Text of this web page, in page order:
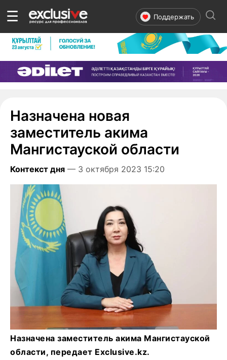
☰ Поддержать
Назначена новая
заместитель акима
Мангистауской области
Контекст дня — 3 октября 2023 15:20
Назначена заместитель акима Мангистауской
области, передает Exclusive.kz.